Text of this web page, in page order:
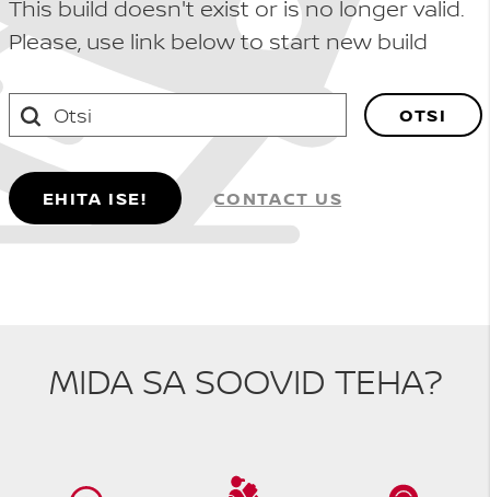
This build doesn't exist or is no longer valid.
Please, use link below to start new build
OTSI
EHITA ISE! CONTACT US
MIDA SA SOOVID TEHA?